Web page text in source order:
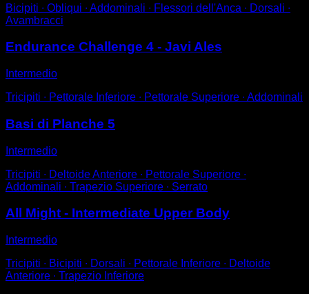
Bicipiti ∙ Obliqui ∙ Addominali ∙ Flessori dell'Anca ∙ Dorsali ∙
Avambracci
Endurance Challenge 4 - Javi Ales
Intermedio
Tricipiti ∙ Pettorale Inferiore ∙ Pettorale Superiore ∙ Addominali
Basi di Planche 5
Intermedio
Tricipiti ∙ Deltoide Anteriore ∙ Pettorale Superiore ∙
Addominali ∙ Trapezio Superiore ∙ Serrato
All Might - Intermediate Upper Body
Intermedio
Tricipiti ∙ Bicipiti ∙ Dorsali ∙ Pettorale Inferiore ∙ Deltoide
Anteriore ∙ Trapezio Inferiore